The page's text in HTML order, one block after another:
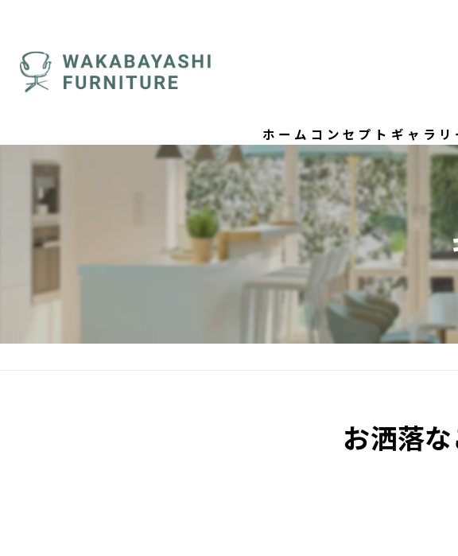
ホーム コンセプト
ごあいさつ
ギャラリ
お洒落